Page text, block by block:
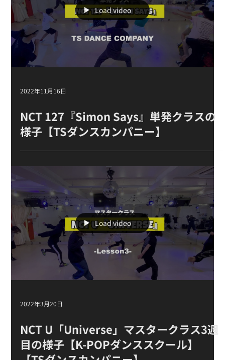
BTS『GO GO』マスタークラス4週目の
様子【TSダンスカンパニー】
Load video
2022年11月16日
NCT 127『Simon Says』単発クラスの
様子【TSダンスカンパニー】
Load video